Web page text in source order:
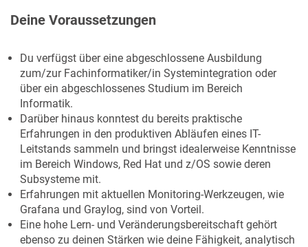
Deine Voraussetzungen
Du verfügst über eine abgeschlossene Ausbildung
zum/zur Fachinformatiker/in Systemintegration oder
über ein abgeschlossenes Studium im Bereich
Informatik.
Darüber hinaus konntest du bereits praktische
Erfahrungen in den produktiven Abläufen eines IT-
Leitstands sammeln und bringst idealerweise Kenntnisse
im Bereich Windows, Red Hat und z/OS sowie deren
Subsysteme mit.
Erfahrungen mit aktuellen Monitoring-Werkzeugen, wie
Grafana und Graylog, sind von Vorteil.
Eine hohe Lern- und Veränderungsbereitschaft gehört
ebenso zu deinen Stärken wie deine Fähigkeit, analytisch